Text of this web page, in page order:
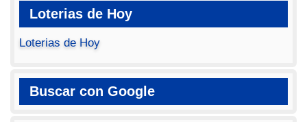
Loterias de Hoy
Loterias de Hoy
Buscar con Google